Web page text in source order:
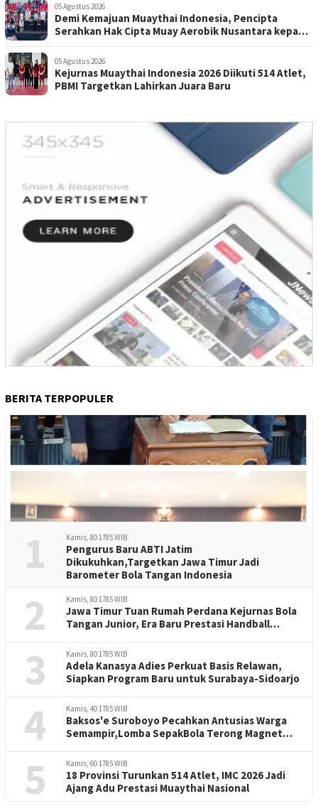
05 Agustus 2026
Demi Kemajuan Muaythai Indonesia, Pencipta
Serahkan Hak Cipta Muay Aerobik Nusantara kepada
05 Agustus 2026
Kejurnas Muaythai Indonesia 2026 Diikuti 514 Atlet,
PBMI Targetkan Lahirkan Juara Baru
BERITA TERPOPULER
1 Kamis, 80 1785 WIB
Pengurus Baru ABTI Jatim
Dikukuhkan,Targetkan Jawa Timur Jadi
Barometer Bola Tangan Indonesia
2 Kamis, 80 1785 WIB
Jawa Timur Tuan Rumah Perdana Kejurnas Bola
Tangan Junior, Era Baru Prestasi Handball
3 Kamis, 80 1785 WIB
Adela Kanasya Adies Perkuat Basis Relawan,
Siapkan Program Baru untuk Surabaya-Sidoarjo
4 Kamis, 40 1785 WIB
Baksos'e Suroboyo Pecahkan Antusias Warga
Semampir,Lomba SepakBola Terong Magnet
5 Kamis, 60 1785 WIB
18 Provinsi Turunkan 514 Atlet, IMC 2026 Jadi
Ajang Adu Prestasi Muaythai Nasional